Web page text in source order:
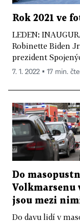
Rok 2021 ve
LEDEN:
Robinette Biden
prezident
7. 1. 2022 ▪ 17 min.
Do
Volkmarsenu
jsou mezi
Do davu lidí v